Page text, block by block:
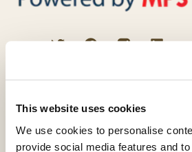
This website uses cookies
We use cookies to personalise
provide social media features and
VIPエディティング
科学論文校閲